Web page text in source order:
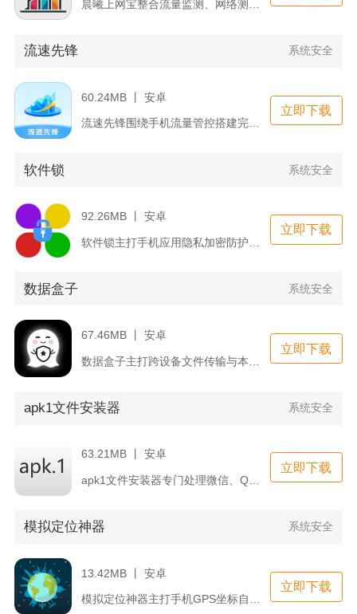
流速先锋 系统安全
60.24MB 丨 安卓
流速先锋围绕手机流量管控搭建完整监测体系，日常使用移动数据、...
立即下载
软件锁 系统安全
92.26MB 丨 安卓
立即下载
数据盒子 系统安全
67.46MB 丨 安卓
立即下载
apk1文件安装器 系统安全
63.21MB 丨 安卓
apk1文件安装器专门处理微信、QQ接收后后缀变为apk.1...
立即下载
模拟定位神器 系统安全
13.42MB 丨 安卓
模拟定位神器主打手机GPS坐标自定义修改，覆盖办公打卡、社交...
立即下载